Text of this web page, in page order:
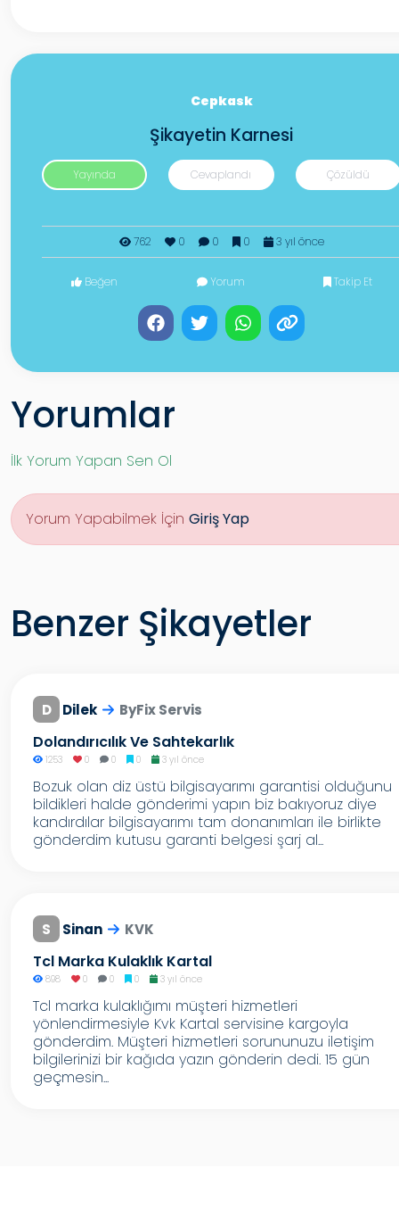
Cepkask
Şikayetin Karnesi
Yayında Cevaplandı Çözüldü
762 0 0 0 3 yıl önce
Beğen Yorum Takip Et
Yorumlar
İlk Yorum Yapan Sen Ol
Yorum Yapabilmek İçin Giriş Yap
Benzer Şikayetler
D Dilek ByFix Servis
Dolandırıcılık Ve Sahtekarlık
1253 0 0 0 3 yıl önce
Bozuk olan diz üstü bilgisayarımı garantisi olduğunu
bildikleri halde gönderimi yapın biz bakıyoruz diye
kandırdılar bilgisayarımı tam donanımları ile birlikte
gönderdim kutusu garanti belgesi şarj al...
S Sinan KVK
Tcl Marka Kulaklık Kartal
898 0 0 0 3 yıl önce
Tcl marka kulaklığımı müşteri hizmetleri
yönlendirmesiyle Kvk Kartal servisine kargoyla
gönderdim. Müşteri hizmetleri sorununuzu iletişim
bilgilerinizi bir kağıda yazın gönderin dedi. 15 gün
geçmesin...